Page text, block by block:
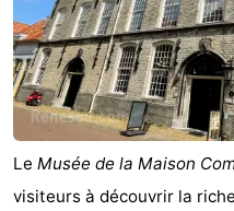
Sportive
Equitation
Observation
des
phoques
Boire
manger
Événements
Pratiques
Le Musée de la Maison
visiteurs à découvrir la